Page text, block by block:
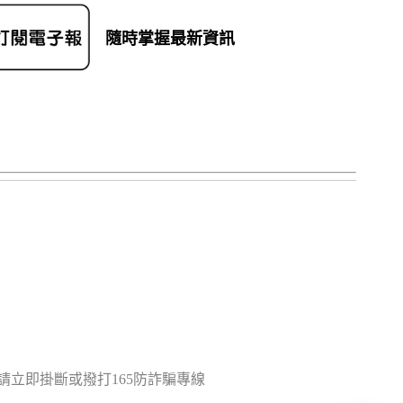
隨時掌握最新資訊
立即掛斷或撥打165防詐騙專線